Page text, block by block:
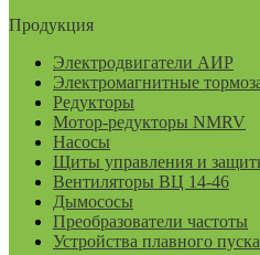
Продукция
Электродвигатели АИР
Электромагнитные
Редукторы
Мотор-редукторы NMRV
Насосы
Щиты управления и
Вентиляторы ВЦ 14-46
Дымососы
Преобразователи частоты
Устройства плавного пуска